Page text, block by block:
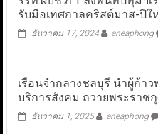
รับมือเทศกาลคริสต์มาส-ปีใ
ธันวาคม 17, 2024 aneaphong
เรือนจำกลางชลบุรี นำผู้ก้าว
บริการสังคม ถวายพระราช
ธันวาคม 1, 2025 aneaphong